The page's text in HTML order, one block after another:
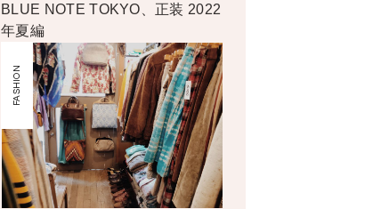
BLUE NOTE TOKYO、正装 2022
年夏編
FASHION